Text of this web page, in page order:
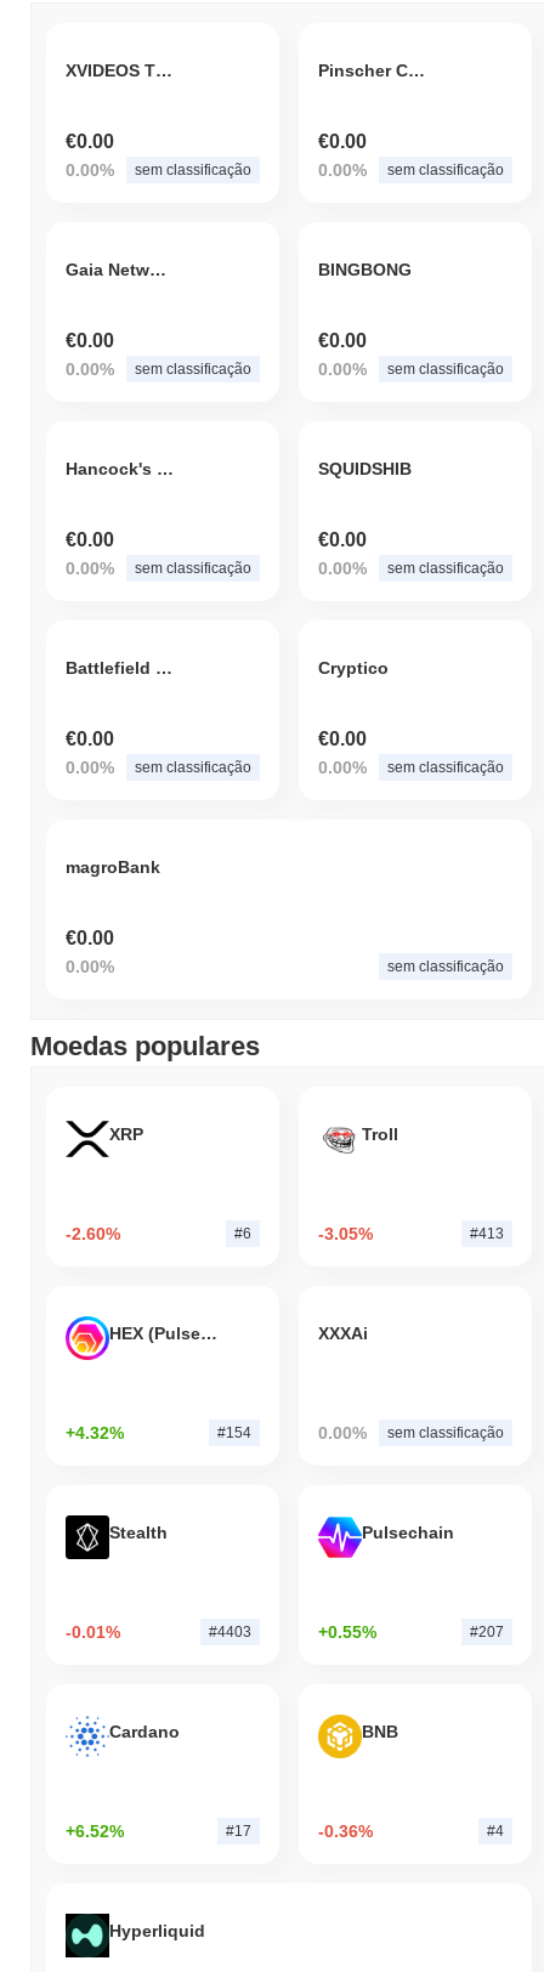
XVIDEOS TOKEN
€0.00
0.00% sem classificação
Pinscher Coin
€0.00
0.00% sem classificação
Gaia Network
€0.00
0.00% sem classificação
BINGBONG
€0.00
0.00% sem classificação
Hancock's Hammer
€0.00
0.00% sem classificação
SQUIDSHIB
€0.00
0.00% sem classificação
Battlefield Inu
€0.00
0.00% sem classificação
Cryptico
€0.00
0.00% sem classificação
magroBank
€0.00
0.00% sem classificação
Moedas populares
XRP
-2.60% #6
Troll
-3.05% #413
HEX (Pulsechain)
+4.32% #154
XXXAi
0.00% sem classificação
Stealth
-0.01% #4403
Pulsechain
+0.55% #207
Cardano
+6.52% #17
BNB
-0.36% #4
Hyperliquid